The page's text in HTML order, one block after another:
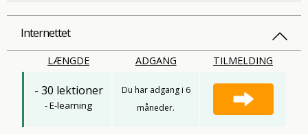
Internettet
LÆNGDE ADGANG TILMELDING
- 30 lektioner
- E-learning
Du har adgang i 6
måneder.